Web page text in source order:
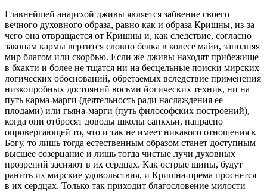
Главнейшей анартхой дживы является забвение своего
вечного духовного образа, равно как и образа Кришны, из-за
чего она отвращается от Кришны и, как следствие, согласно
законам кармы вертится словно белка в колесе майи, заполняя
мир благом или скорбью. Если же дживы находят прибежище
в бхакти и более не тщатся ни на бесцельные поиски мирских
логических обоснований, обретаемых вследствие применения
низкопробных достояний восьми йогических техник, ни на
путь карма-марги (деятельность ради наслаждения ее
плодами) или гьяна-марги (путь философских построений),
когда они отбросят доводы школы санкхьи, напрасно
опровергающей то, что и так не имеет никакого отношения к
Богу, то лишь тогда естественным образом станет доступным
высшее созерцание и лишь тогда чистые лучи духовных
прозрений засияют в их сердцах. Как острые шипы, будут
ранить их мирские удовольствия, и Кришна-према проснется
в их сердцах. Только так приходит благословение милости